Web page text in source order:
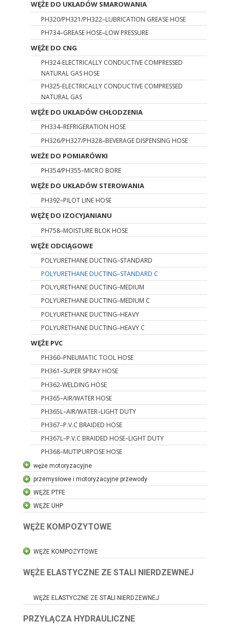
WĘŻE DO UKŁADÓW SMAROWANIA
PH320/PH321/PH322–LUBRICATION GREASE HOSE
PH734–GREASE HOSE–LOW PRESSURE
WĘŻE DO CNG
PH324-ELECTRICALLY CONDUCTIVE COMPRESSED
NATURAL GAS HOSE
PH325-ELECTRICALLY CONDUCTIVE COMPRESSED
NATURAL GAS
WĘŻE DO UKŁADÓW CHŁODZENIA
PH334–REFRIGERATION HOSE
PH326/PH327/PH328–BEVERAGE DISPENSING HOSE
WEŻE DO POMIARÓWKI
PH354/PH355–MICRO BORE
WĘŻE DO UKŁADÓW STEROWANIA
PH392–PILOT LINE HOSE
WĘŻĘ DO IZOCYJANIANU
PH758–MOISTURE BLOK HOSE
WĘŻE ODCIĄGOWE
POLYURETHANE DUCTING–STANDARD
POLYURETHANE DUCTING–STANDARD C
POLYURETHANE DUCTING–MEDIUM
POLYURETHANE DUCTING–MEDIUM C
POLYURETHANE DUCTING–HEAVY
POLYURETHANE DUCTING–HEAVY C
WĘŻE PVC
PH360–PNEUMATIC TOOL HOSE
PH361–SUPER SPRAY HOSE
PH362-WELDING HOSE
PH365–AIR/WATER HOSE
PH365L–AIR/WATER–LIGHT DUTY
PH367–P.V.C BRAIDED HOSE
PH367L–P.V.C BRAIDED HOSE–LIGHT DUTY
PH368–MUTIPURPOSE HOSE
węże motoryzacyjne
przemysłowe i motoryzacyjne przewody
WĘŻE PTFE
WĘŻE UHP
WĘŻE KOMPOZYTOWE
WĘŻE KOMPOZYTOWE
WĘŻE ELASTYCZNE ZE STALI NIERDZEWNEJ
WĘŻE ELASTYCZNE ZE STALI NIERDZEWNEJ
PRZYŁĄCZA HYDRAULICZNE